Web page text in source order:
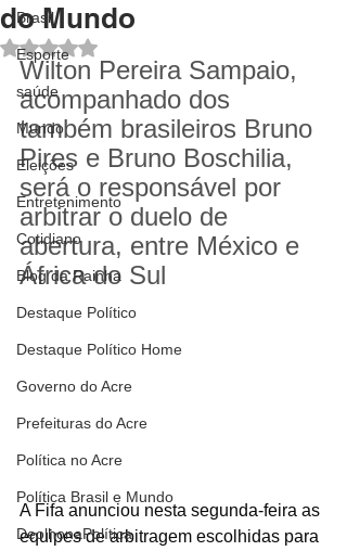
Brasil
Esporte
saúde
Mundo
Eleições
Entretenimento
Cotidiano
Blog da Rainha
Destaque Político
Destaque Político Home
Governo do Acre
Prefeituras do Acre
Política no Acre
Política Brasil e Mundo
DeolhonaPolítica
do Mundo
Avaliado com NaN de 5 estrelas.
Wilton Pereira Sampaio,
acompanhado dos
também brasileiros Bruno
Pires e Bruno Boschilia,
será o responsável por
arbitrar o duelo de
abertura, entre México e
África do Sul
A Fifa anunciou nesta segunda-feira as
equipes de arbitragem escolhidas para